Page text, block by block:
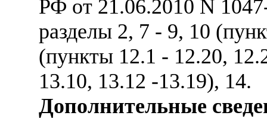
РФ от 21.06.2010 N
разделы 2, 7 - 9, 10
(пункты 12.1 - 12.20,
13.10, 13.12 -13.19), 14.
Дополнительные